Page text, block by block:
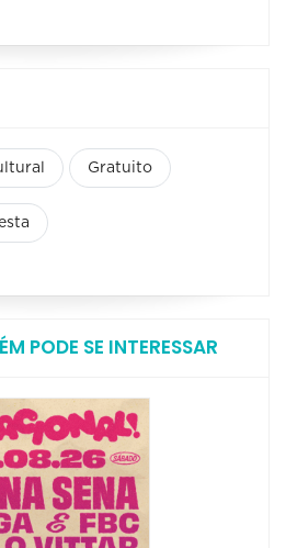
Gratuito
PODE SE INTERESSAR